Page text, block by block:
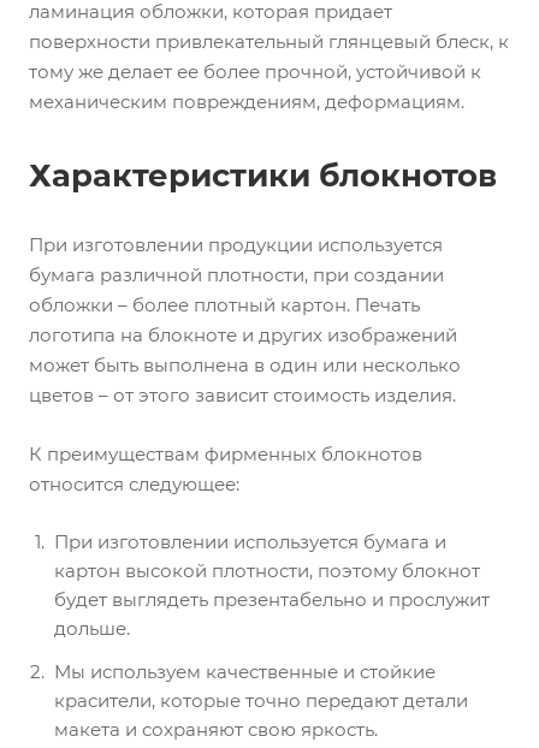
ламинация обложки, которая придает
поверхности привлекательный глянцевый блеск, к
тому же делает ее более прочной, устойчивой к
механическим повреждениям, деформациям.
Характеристики блокнотов
При изготовлении продукции используется
бумага различной плотности, при создании
обложки – более плотный картон. Печать
логотипа на блокноте и других изображений
может быть выполнена в один или несколько
цветов – от этого зависит стоимость изделия.
К преимуществам фирменных блокнотов
относится следующее:
При изготовлении используется бумага и
картон высокой плотности, поэтому блокнот
будет выглядеть презентабельно и прослужит
дольше.
Мы используем качественные и стойкие
красители, которые точно передают детали
макета и сохраняют свою яркость.